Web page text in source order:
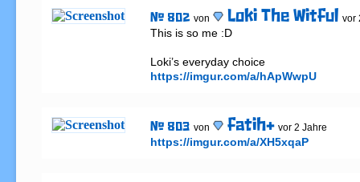
# 802 von Loki The Witful vor
This is so me :D
Loki’s everyday choice
https://imgur.com/a/hApWwpU
# 803 von fatih+ vor 2 Jahre
https://imgur.com/a/XH5xqaP